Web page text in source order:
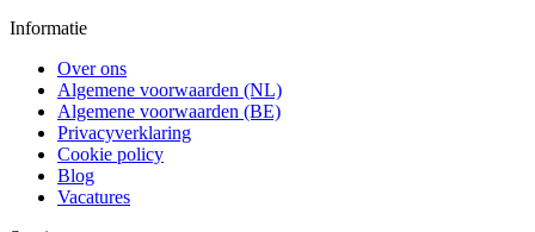
Informatie
Over ons
Algemene voorwaarden (NL)
Algemene voorwaarden (BE)
Privacyverklaring
Cookie policy
Blog
Vacatures